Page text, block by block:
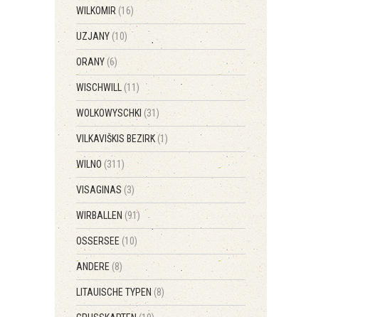
WILKOMIR (16)
UZJANY(10)
ORANY (6)
WISCHWILL (11)
WOLKOWYSCHKI (31)
VILKAVIŠKIS BEZIRK(1)
WILNO (311)
VISAGINAS (3)
WIRBALLEN (91)
OSSERSEE (10)
ANDERE (8)
LITAUISCHE TYPEN (8)